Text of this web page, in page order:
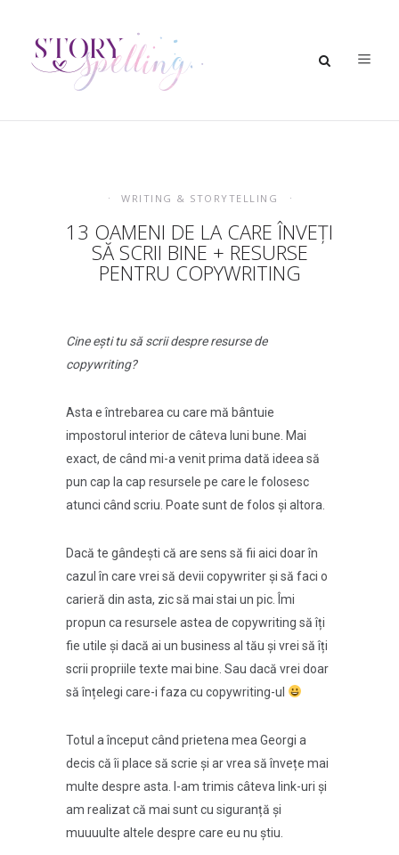
WRITING & STORYTELLING
13 OAMENI DE LA CARE ÎNVEȚI
SĂ SCRII BINE + RESURSE
PENTRU COPYWRITING
Cine ești tu să scrii despre resurse de
copywriting?
Asta e întrebarea cu care mă bântuie
impostorul interior de câteva luni bune. Mai
exact, de când mi-a venit prima dată ideea să
pun cap la cap resursele pe care le folosesc
atunci când scriu. Poate sunt de folos și altora.
Dacă te gândești că are sens să fii aici doar în
cazul în care vrei să devii copywriter și să faci o
carieră din asta, zic să mai stai un pic. Îmi
propun ca resursele astea de copywriting să îți
fie utile și dacă ai un business al tău și vrei să îți
scrii propriile texte mai bine. Sau dacă vrei doar
să înțelegi care-i faza cu copywriting-ul
Totul a început când prietena mea Georgi a
decis că îi place să scrie și ar vrea să învețe mai
multe despre asta. I-am trimis câteva link-uri și
am realizat că mai sunt cu siguranță și
muuuulte altele despre care eu nu știu.